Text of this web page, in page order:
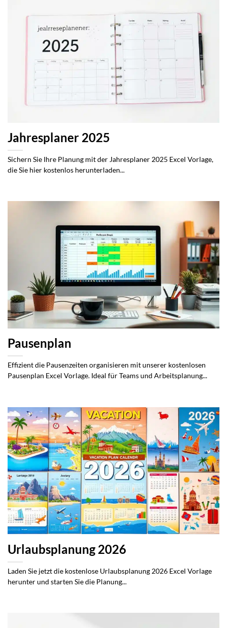
Jahresplaner 2025
Sichern Sie Ihre Planung mit der Jahresplaner 2025 Excel Vorlage,
die Sie hier kostenlos herunterladen...
Pausenplan
Effizient die Pausenzeiten organisieren mit unserer kostenlosen
Pausenplan Excel Vorlage. Ideal für Teams und Arbeitsplanung...
Urlaubsplanung 2026
Laden Sie jetzt die kostenlose Urlaubsplanung 2026 Excel Vorlage
herunter und starten Sie die Planung...